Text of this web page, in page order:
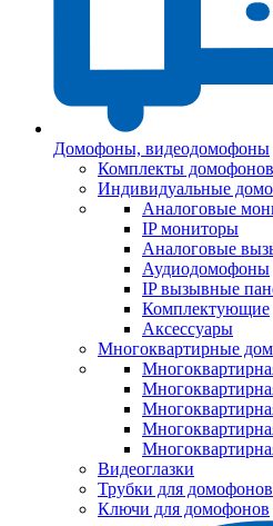
Домофоны, видеодомофоны
Комплекты домофонов
Индивидуальные
Аналоговые
IP мониторы
Аналоговые
Аудиодомофоны
IP вызывные
Комплектующие
Аксессуары
Многоквартирные
Видеоглазки
Трубки для домофонов
Ключи для домофонов